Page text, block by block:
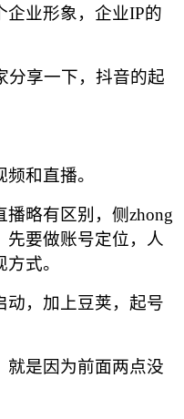
企业形象，企业IP的
分享一下，抖音的起
和直播。
略有区别，侧zhong
先要做账号定位，人
式。
动，加上豆荚，起号
就是因为前面两点没